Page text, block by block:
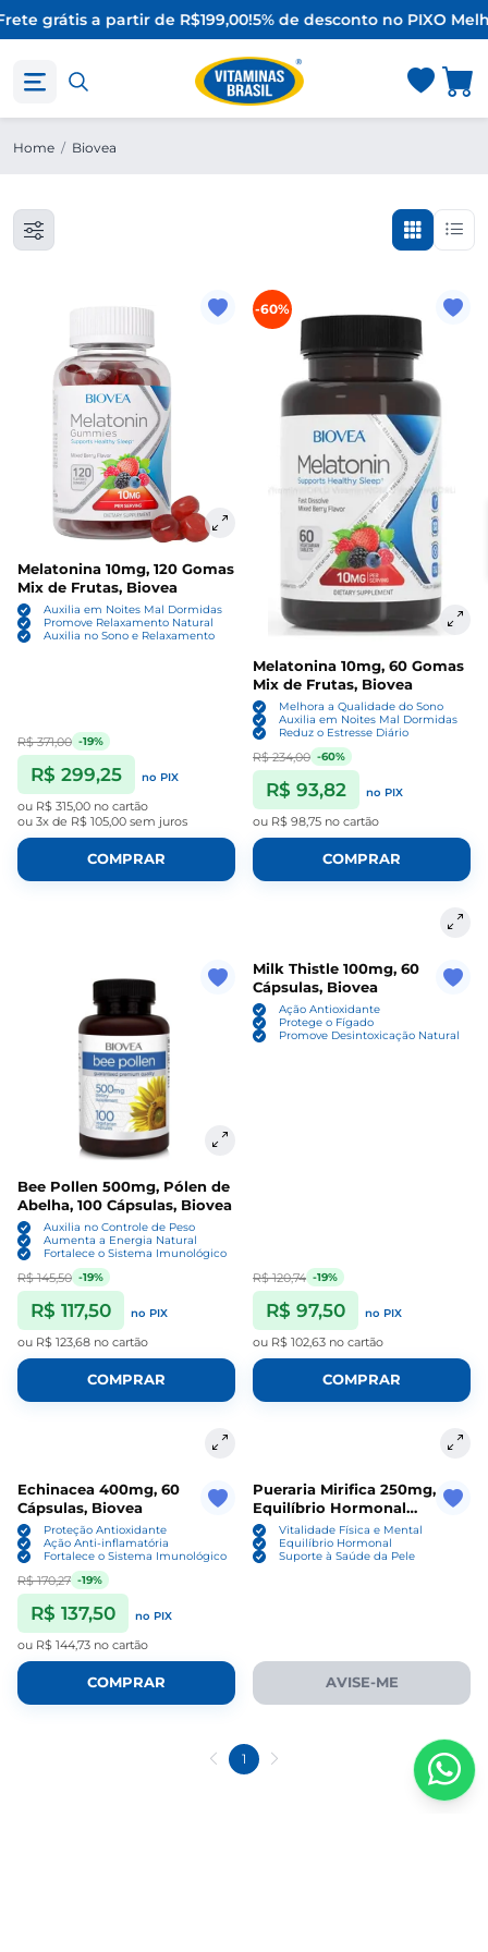
grátis a partir de R$199,00!5% de desconto no PIXO
Home / Biovea
Melatonina 10mg, 120 Gomas
Mix de Frutas, Biovea
Auxilia em Noites Mal Dormidas
Promove Relaxamento Natural
Auxilia no Sono e Relaxamento
R$ 371,00 -19%
R$ 299,25 no PIX
ou R$ 315,00 no cartão
ou 3x de R$ 105,00 sem juros
COMPRAR
-60%
Melatonina 10mg, 60 Gomas
Mix de Frutas, Biovea
Melhora a Qualidade do Sono
Auxilia em Noites Mal Dormidas
Reduz o Estresse Diário
R$ 234,00 -60%
R$ 93,82 no PIX
ou R$ 98,75 no cartão
COMPRAR
Bee Pollen 500mg, Pólen de
Abelha, 100 Cápsulas, Biovea
Auxilia no Controle de Peso
Aumenta a Energia Natural
Fortalece o Sistema Imunológico
R$ 145,50 -19%
R$ 117,50 no PIX
ou R$ 123,68 no cartão
COMPRAR
Milk Thistle 100mg, 60
Cápsulas, Biovea
Ação Antioxidante
Protege o Fígado
Promove Desintoxicação Natural
R$ 120,74 -19%
R$ 97,50 no PIX
ou R$ 102,63 no cartão
COMPRAR
Echinacea 400mg, 60
Cápsulas, Biovea
Proteção Antioxidante
Ação Anti-inflamatória
Fortalece o Sistema Imunológico
R$ 170,27 -19%
R$ 137,50 no PIX
ou R$ 144,73 no cartão
COMPRAR
Pueraria Mirifica 250mg,
Equilíbrio Hormonal
Feminino, 100 Cápsulas,
Biovea
Vitalidade Física e Mental
Equilíbrio Hormonal
Suporte à Saúde da Pele
AVISE-ME
1